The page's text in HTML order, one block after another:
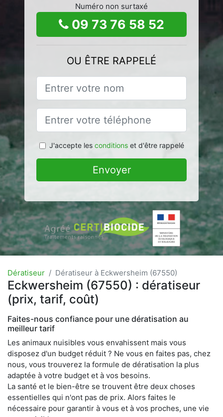
Numéro non surtaxé
09 73 76 58 52
OU ÊTRE RAPPELÉ
J'accepte les conditionset d'être rappelé
Envoyer
Dératiseur Dératiseur à Eckwersheim (67550)
Eckwersheim (67550) : dératiseur
(prix, tarif, coût)
Faites-nous confiance pour une dératisation au
meilleur tarif
Les animaux nuisibles vous envahissent mais vous
disposez d'un budget réduit ? Ne vous en faites pas, chez
nous, vous trouverez la formule de dératisation la plus
adaptée à votre budget et à vos besoins.
La santé et le bien-être se trouvent être deux choses
essentielles qui n'ont pas de prix. Alors faites le
nécessaire pour garantir à vous et à vos proches, une vie